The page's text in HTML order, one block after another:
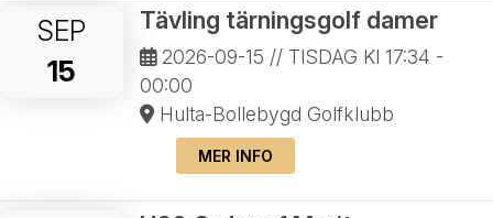
SEP
15
Tävling tärningsgolf damer
2026-09-15 // TISDAG Kl 17:34 -
00:00
Hulta-Bollebygd Golfklubb
MER INFO